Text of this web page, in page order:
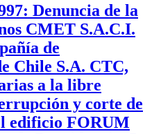
Denuncia de la
CMET S.A.C.I.
de
Chile S.A. CTC,
a la libre
y corte de
edificio FORUM